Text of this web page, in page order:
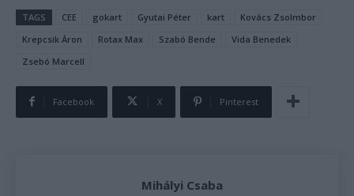
TAGS CEE gokart Gyutai Péter kart
Kovács Zsolmbor
Krepcsik Áron
Rotax Max Szabó Bende
Vida Benedek
Zsebó Marcell
Facebook X Pinterest
Mihályi Csaba